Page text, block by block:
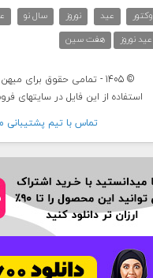
وکتور عید نوروز سال نو
عید نوروز
هفت سین
© 1405 - تمامی حقوق برای میهن طرح محفوظ است.
استفاده از این فایل در سایتهای
تماس با تيم پشتيبانی